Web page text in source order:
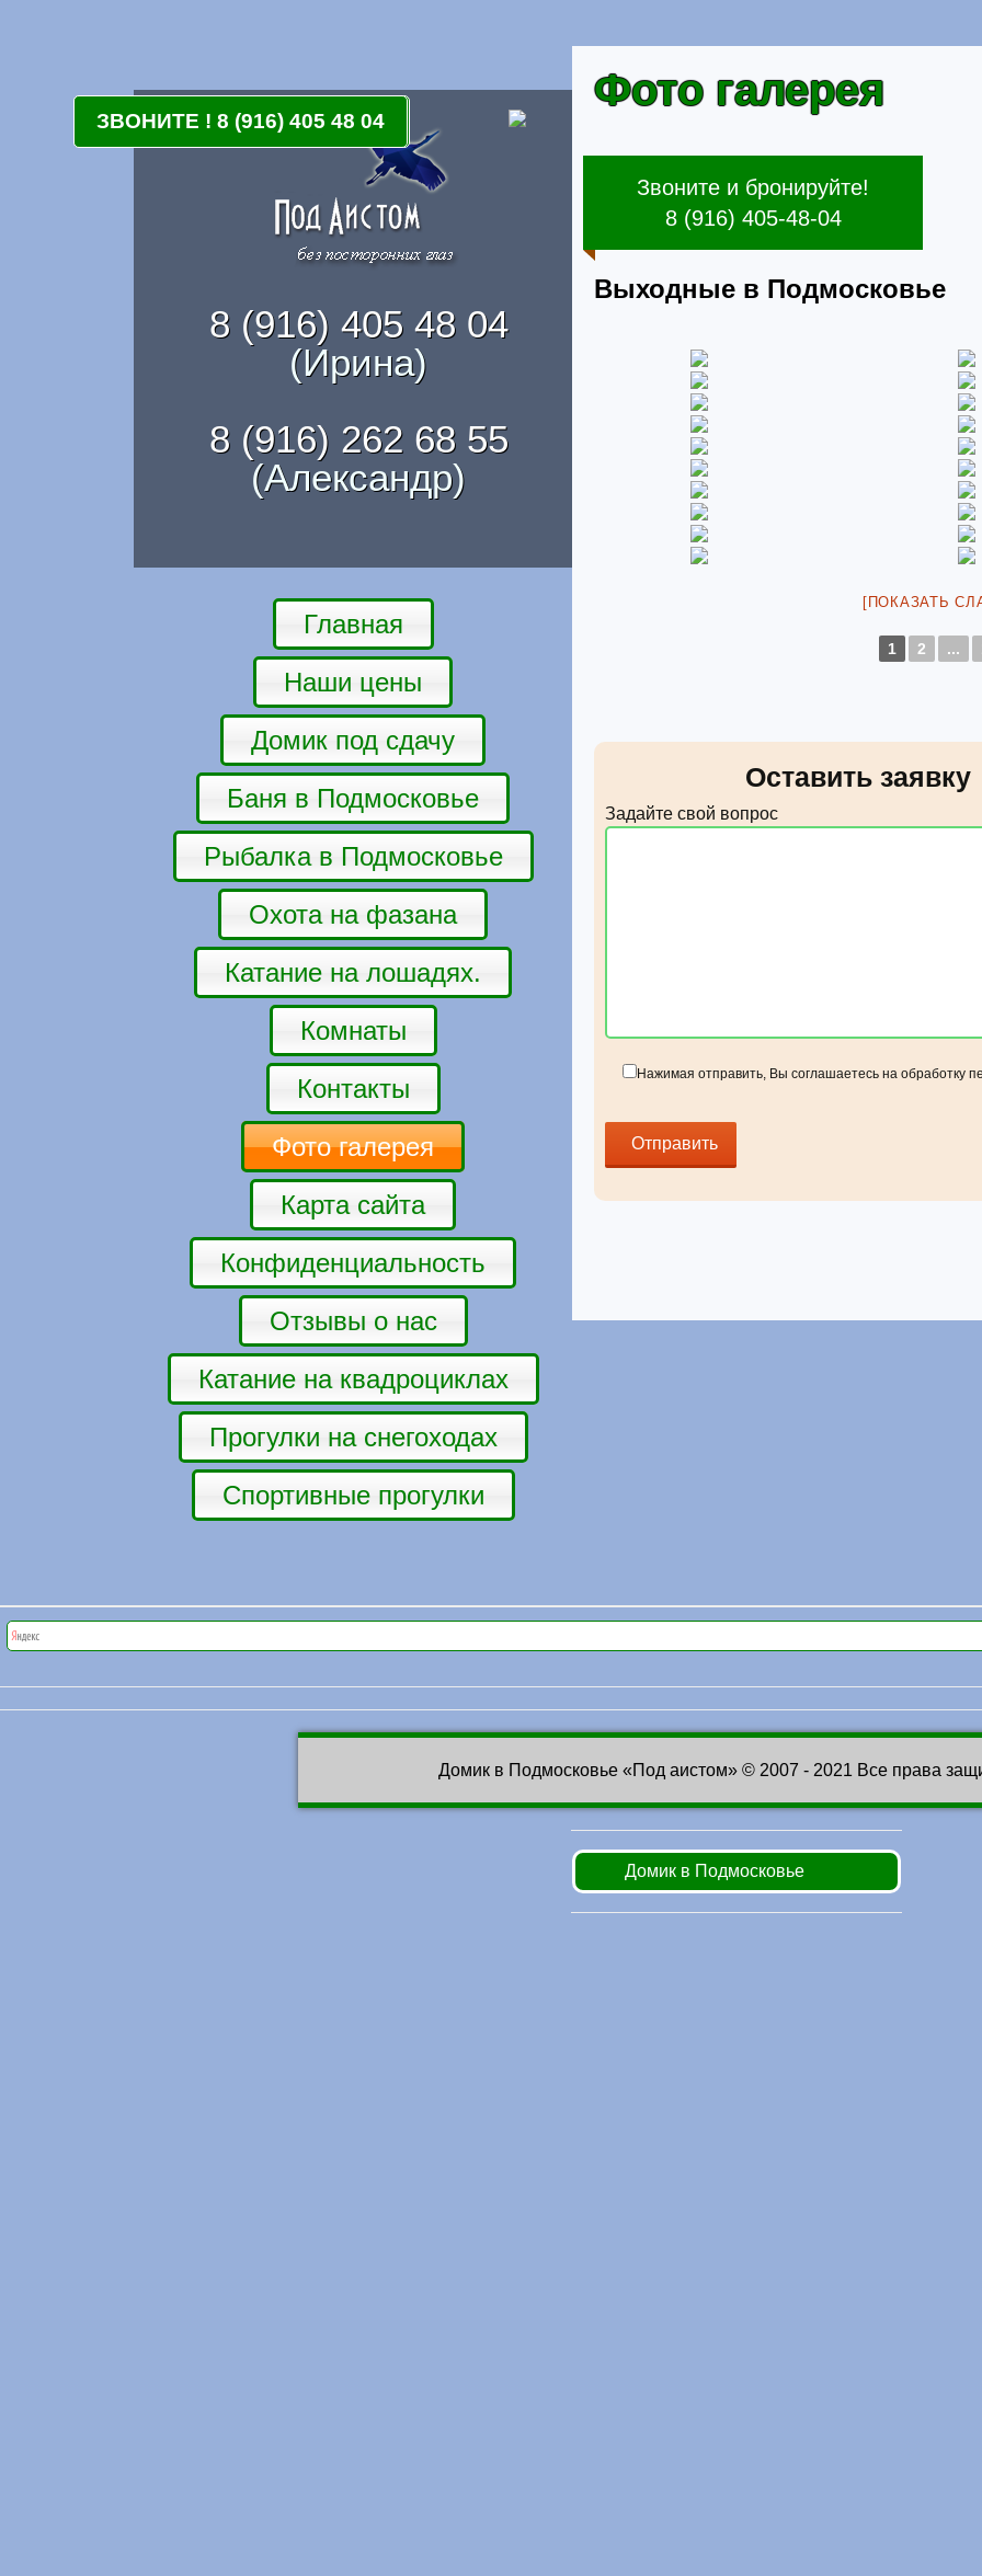
8 (916) 405 48 04
(Ирина)
8 (916) 262 68 55
(Александр)
Главная
Наши цены
Домик под сдачу
Баня в Подмосковье
Рыбалка в Подмосковье
Охота на фазана
Катание на лошадях.
Комнаты
Контакты
Фото галерея
Карта сайта
Конфиденциальность
Отзывы о нас
Катание на квадроциклах
Прогулки на снегоходах
Спортивные прогулки
Фото галерея
Звоните и бронируйте!
8 (916) 405-48-04
Выходные в Подмосковье
[ПОКАЗАТЬ
1 2 ...
Оставить заявку
Задайте свой вопрос
Нажимая отправить, Вы соглашаетесь на обработку
ЗВОНИТЕ ! 8 (916) 405-48-04
Домик в Подмосковье «Под аистом» © 2007 - 2021 Все права
ЗВОНИТЕ ! 8 (916) 405 48 04
Домик в Подмосковье